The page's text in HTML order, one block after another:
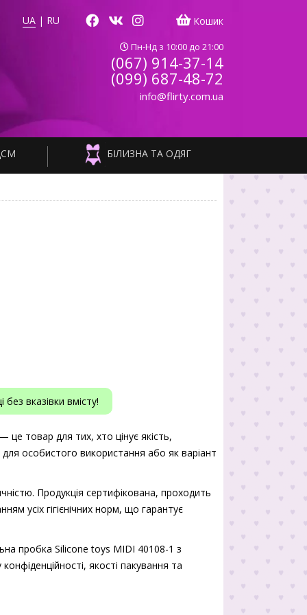
UA | RU Кошик
Пн-Нд з 10:00 до 21:00
(067) 914-37-14
(099) 687-48-72
info@flirty.com.ua
БІЛИЗНА ТА ОДЯГ
вказівки вмісту!
товар для тих, хто цінує якість,
особистого використання або як варіант
Продукція сертифікована, проходить
усіх гігієнічних норм, що гарантує
пробка Silicone toys MIDI 40108-1 з
якості пакування та